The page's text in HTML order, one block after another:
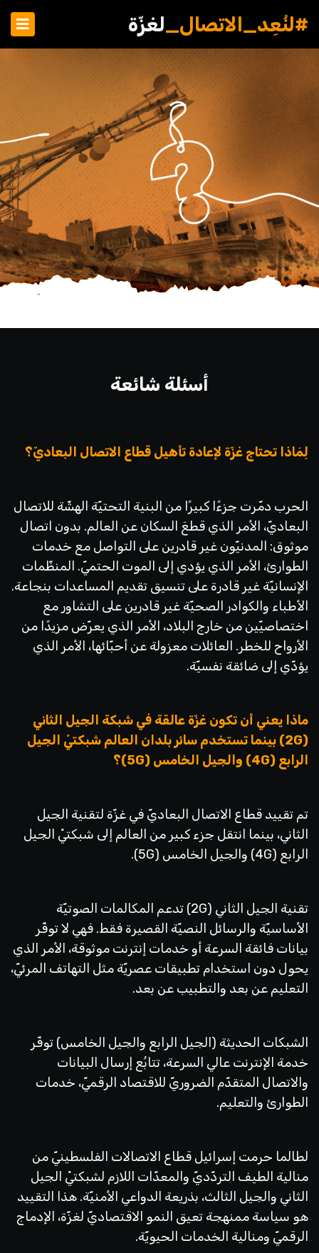
#لنُعِد_الاتصال_لغزّة
أسئلة شائعة
لِمَاذا تحتاج غزّة لإعادة تأهيل قطاع الاتصال البعاديّ؟
الحرب دمّرت جزءًا كبيرًا من البنية التحتيّة الهشّة للاتصال
البعاديّ، الأمر الذي قطعَ السكان عن العالم. بدون اتصال
موثوق: المدنيّون غير قادرين على التواصل مع خدمات
الطوارئ، الأمر الذي يؤدي إلى الموت الحتميّ. المنظّمات
الإنسانيّة غير قادرة على تنسيق تقديم المساعدات بنجاعة.
الأطباء والكوادر الصحيّة غير قادرين على التشاور مع
اختصاصيّين من خارج البلاد، الأمر الذي يعرّض مزيدًا من
الأرواح للخطر. العائلات معزولة عن أحبّائها، الأمر الذي
يؤدّي إلى ضائقة نفسيّة.
ماذا يعني أن تكون غزّة عالقة في شبكة الجيل الثاني
(2G) بينما تستخدم سائر بلدان العالم شبكتيْ الجيل
الرابع (4G) والجيل الخامس (5G)؟
تم تقييد قطاع الاتصال البعاديّ في غزّة لتقنية الجيل
الثاني، بينما انتقل جزء كبير من العالم إلى شبكتيْ الجيل
الرابع (4G) والجيل الخامس (5G).
تقنية الجيل الثاني (2G) تدعم المكالمات الصوتيّة
الأساسيّة والرسائل النصيّة القصيرة فقط. فهي لا توفّر
بيانات فائقة السرعة أو خدمات إنترنت موثوقة، الأمر الذي
يحول دون استخدام تطبيقات عصريّة مثل التهاتف المرئيّ،
التعليم عن بعد والتطبيب عن بعد.
الشبكات الحديثة (الجيل الرابع والجيل الخامس) توفّر
خدمة الإنترنت عالي السرعة، تتابُع إرسال البيانات
والاتصال المتقدّم الضروريّ للاقتصاد الرقميّ، خدمات
الطوارئ والتعليم.
لطالما حرمت إسرائيل قطاع الاتصالات الفلسطينيّ من
منالية الطيف التردّديّ والمعدّات اللازم لشبكتيْ الجيل
الثاني والجيل الثالث، بذريعة الدواعي الأمنيّة. هذا التقييد
هو سياسة ممنهجة تعيق النمو الاقتصاديّ لغزّة، الإدماج
الرقميّ ومنالية الخدمات الحيويّة.